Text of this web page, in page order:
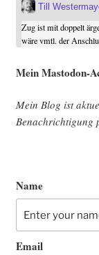
Till
Zug ist mit doppelt
wäre vmtl. der
Mein Mast­o­don-
Mein Blog ist
Benach­rich­ti­gung
Name
Email